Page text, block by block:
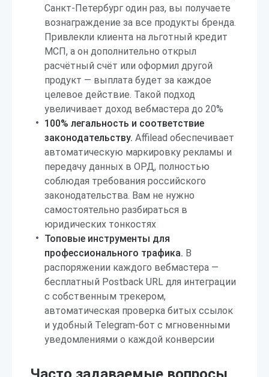
Санкт-Петербург один раз, вы получаете
вознаграждение за все продукты бренда.
Привлекли клиента на льготный кредит
МСП, а он дополнительно открыл
расчётный счёт или оформил другой
продукт — выплата будет за каждое
целевое действие. Такой подход
увеличивает доход вебмастера до 20%
100% легальность и соответствие
законодательству. Affilead обеспечивает
автоматическую маркировку рекламы и
передачу данных в ОРД, полностью
соблюдая требования российского
законодательства. Вам не нужно
самостоятельно разбираться в
юридических тонкостях
Топовые инструменты для
профессионального трафика. В
распоряжении каждого вебмастера —
бесплатный Postback URL для интеграции
с собственным трекером,
автоматическая проверка битых ссылок
и удобный Telegram-бот с мгновенными
уведомлениями о каждой конверсии